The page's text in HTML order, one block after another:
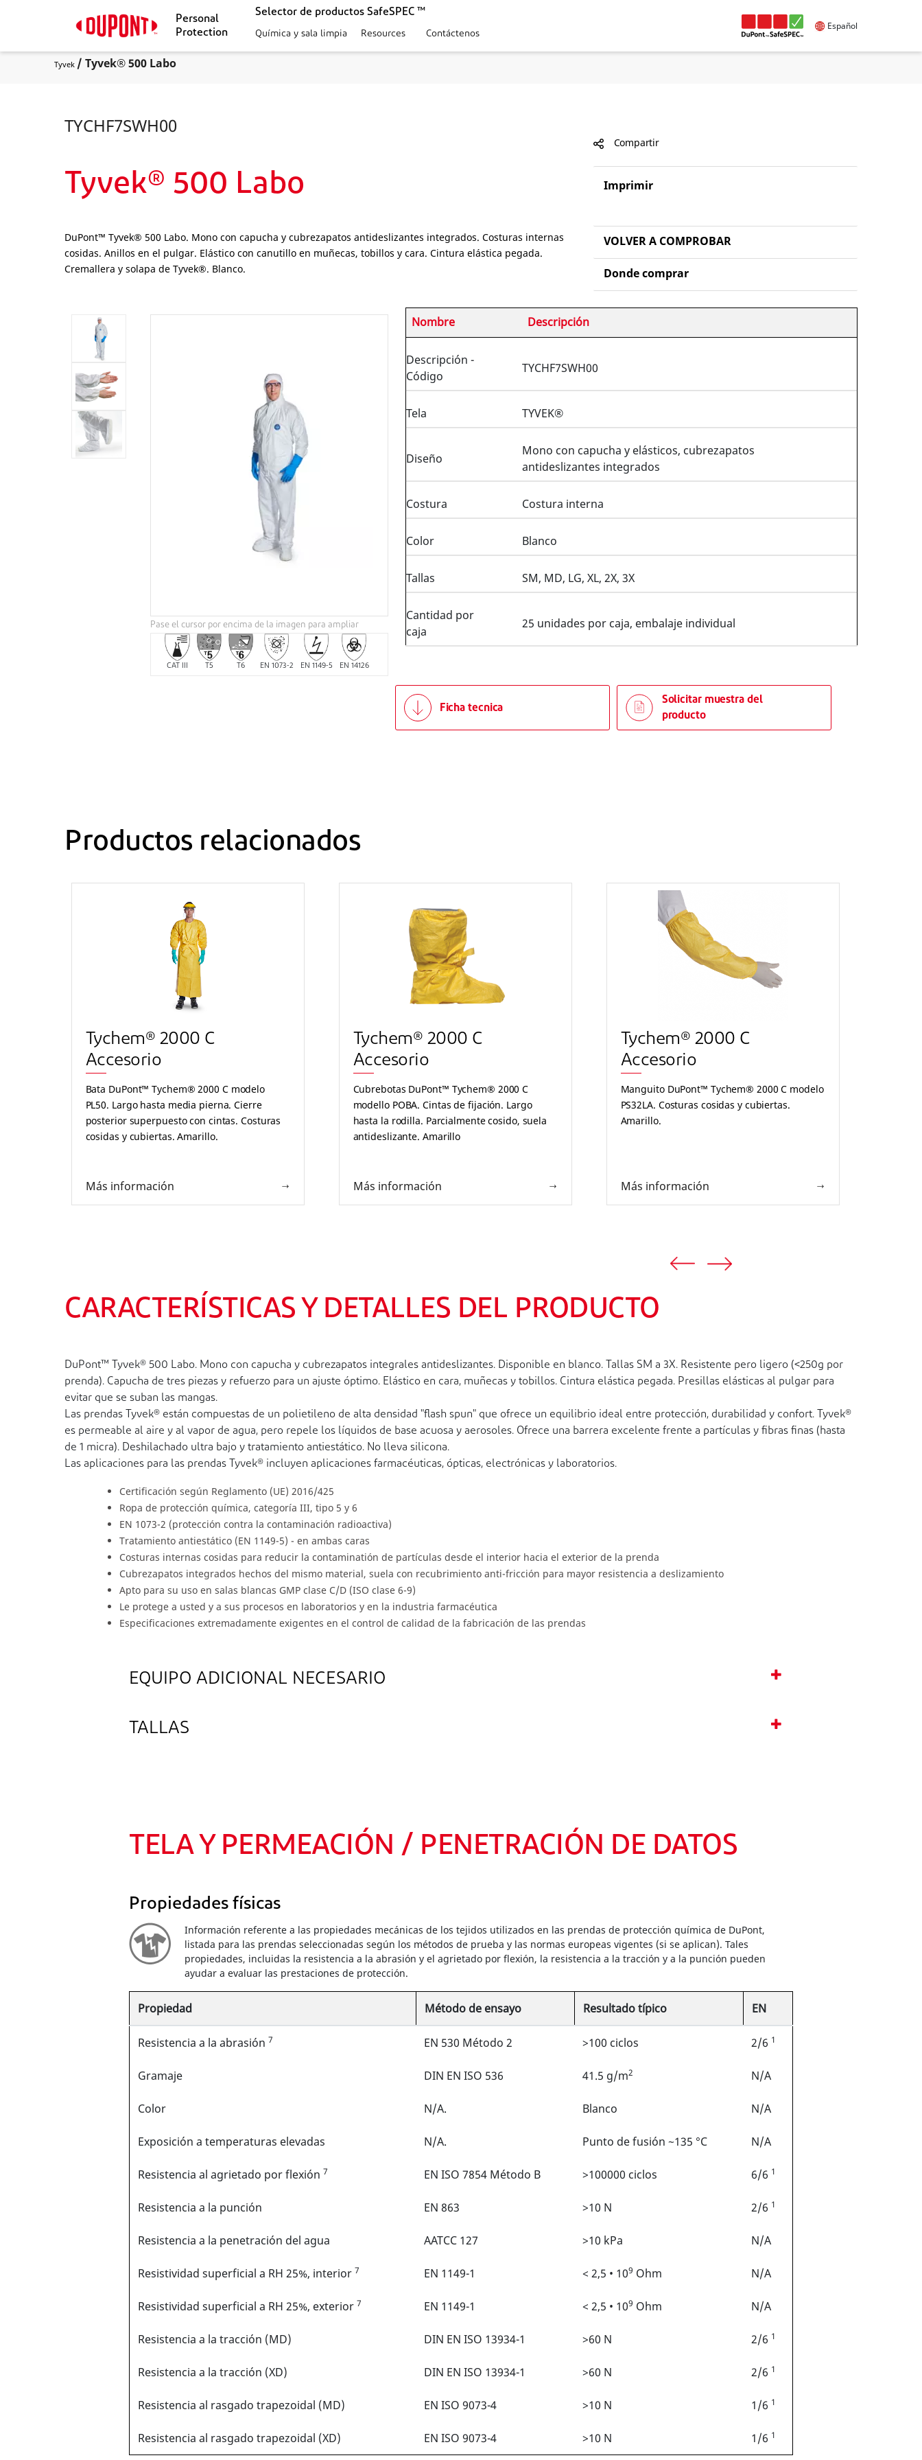
Español
Personal
Protection
Selector de productos SafeSPEC ™
Química y sala limpia Resources Contáctenos
Tyvek / Tyvek® 500 Labo
TYCHF7SWH00
Tyvek® 500 Labo
DuPont™ Tyvek® 500 Labo. Mono con capucha y cubrezapatos antideslizantes integrados. Costuras internas
cosidas. Anillos en el pulgar. Elástico con canutillo en muñecas, tobillos y cara. Cintura elástica pegada.
Cremallera y solapa de Tyvek®. Blanco.
Compartir
Imprimir
VOLVER A COMPROBAR
Donde comprar
Pase el cursor por encima de la imagen para ampliar
CAT III T5 T6 EN 1073-2 EN 1149-5 EN 14126
Nombre Descripción
Descripción -
Código
TYCHF7SWH00
Tela TYVEK®
Diseño
Mono con capucha y elásticos, cubrezapatos
antideslizantes integrados
Costura Costura interna
Color Blanco
Tallas SM, MD, LG, XL, 2X, 3X
Cantidad por
caja
25 unidades por caja, embalaje individual
Ficha tecnica
Solicitar muestra del
producto
Productos relacionados
Tychem® 2000 C
Accesorio
Bata DuPont™ Tychem® 2000 C modelo
PL50. Largo hasta media pierna. Cierre
posterior superpuesto con cintas. Costuras
cosidas y cubiertas. Amarillo.
Más información
Tychem® 2000 C
Accesorio
Cubrebotas DuPont™ Tychem® 2000 C
modello POBA. Cintas de fijación. Largo
hasta la rodilla. Parcialmente cosido, suela
antideslizante. Amarillo
Más información
Tychem® 2000 C
Accesorio
Manguito DuPont™ Tychem® 2000 C modelo
PS32LA. Costuras cosidas y cubiertas.
Amarillo.
Más información
CARACTERÍSTICAS Y DETALLES DEL PRODUCTO
DuPont™ Tyvek® 500 Labo. Mono con capucha y cubrezapatos integrales antideslizantes. Disponible en blanco. Tallas SM a 3X. Resistente pero ligero (<250g por
prenda). Capucha de tres piezas y refuerzo para un ajuste óptimo. Elástico en cara, muñecas y tobillos. Cintura elástica pegada. Presillas elásticas al pulgar para
evitar que se suban las mangas.
Las prendas Tyvek® están compuestas de un polietileno de alta densidad "flash spun" que ofrece un equilibrio ideal entre protección, durabilidad y confort. Tyvek®
es permeable al aire y al vapor de agua, pero repele los líquidos de base acuosa y aerosoles. Ofrece una barrera excelente frente a partículas y fibras finas (hasta
de 1 micra). Deshilachado ultra bajo y tratamiento antiestático. No lleva silicona.
Las aplicaciones para las prendas Tyvek® incluyen aplicaciones farmacéuticas, ópticas, electrónicas y laboratorios.
Certificación según Reglamento (UE) 2016/425
Ropa de protección química, categoría III, tipo 5 y 6
EN 1073-2 (protección contra la contaminación radioactiva)
Tratamiento antiestático (EN 1149-5) - en ambas caras
Costuras internas cosidas para reducir la contaminatión de partículas desde el interior hacia el exterior de la prenda
Cubrezapatos integrados hechos del mismo material, suela con recubrimiento anti-fricción para mayor resistencia a deslizamiento
Apto para su uso en salas blancas GMP clase C/D (ISO clase 6-9)
Le protege a usted y a sus procesos en laboratorios y en la industria farmacéutica
Especificaciones extremadamente exigentes en el control de calidad de la fabricación de las prendas
EQUIPO ADICIONAL NECESARIO
TALLAS
TELA Y PERMEACIÓN / PENETRACIÓN DE DATOS
Propiedades físicas
Información referente a las propiedades mecánicas de los tejidos utilizados en las prendas de protección química de DuPont,
listada para las prendas seleccionadas según los métodos de prueba y las normas europeas vigentes (si se aplican). Tales
propiedades, incluidas la resistencia a la abrasión y el agrietado por flexión, la resistencia a la tracción y a la punción pueden
ayudar a evaluar las prestaciones de protección.
Propiedad Método de ensayo Resultado típico EN
Resistencia a la abrasión 7 EN 530 Método 2 >100 ciclos 2/6 1
Gramaje DIN EN ISO 536 41.5 g/m2 N/A
Color N/A. Blanco N/A
Exposición a temperaturas elevadas N/A. Punto de fusión ~135 °C N/A
Resistencia al agrietado por flexión 7 EN ISO 7854 Método B >100000 ciclos 6/6 1
Resistencia a la punción EN 863 >10 N 2/6 1
Resistencia a la penetración del agua AATCC 127 >10 kPa N/A
Resistividad superficial a RH 25%, interior 7 EN 1149-1 < 2,5 • 109 Ohm N/A
Resistividad superficial a RH 25%, exterior 7 EN 1149-1 < 2,5 • 109 Ohm N/A
Resistencia a la tracción (MD) DIN EN ISO 13934-1 >60 N 2/6 1
Resistencia a la tracción (XD) DIN EN ISO 13934-1 >60 N 2/6 1
Resistencia al rasgado trapezoidal (MD) EN ISO 9073-4 >10 N 1/6 1
Resistencia al rasgado trapezoidal (XD) EN ISO 9073-4 >10 N 1/6 1